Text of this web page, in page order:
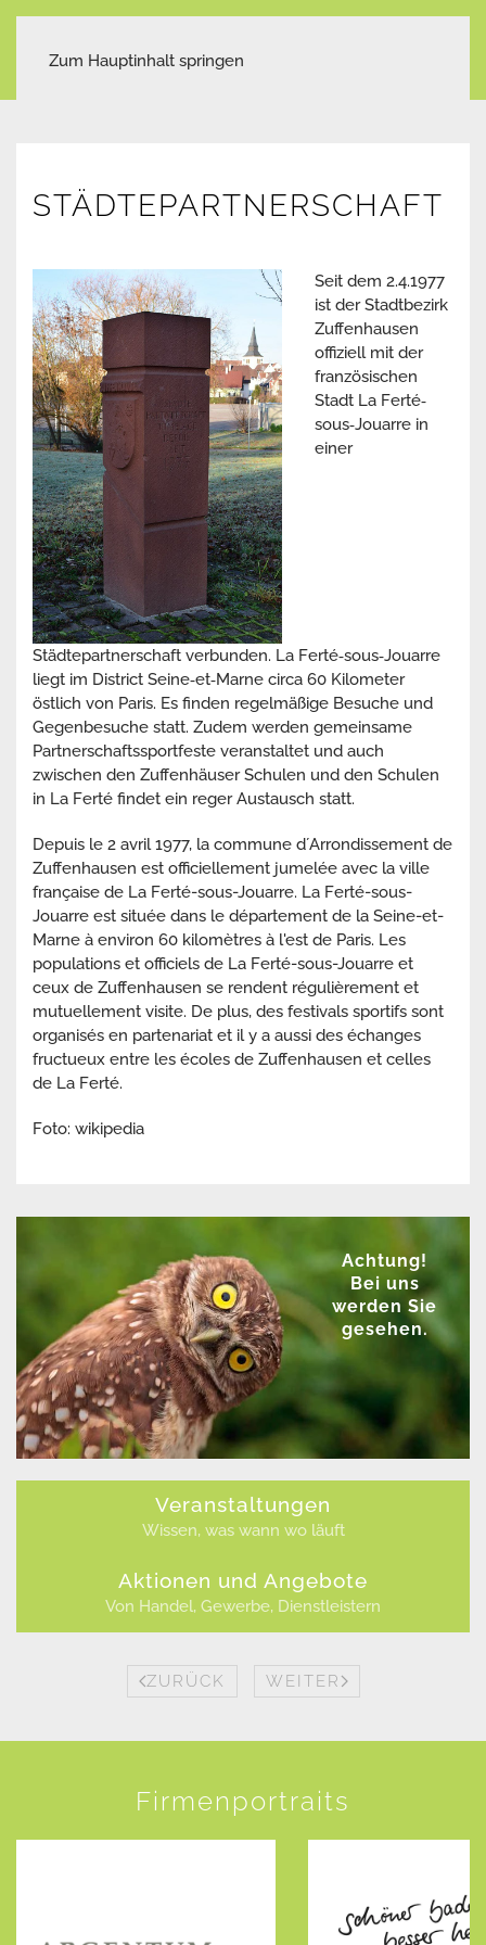
Zum Hauptinhalt springen
STÄDTEPARTNERSCHAFT
Seit dem 2.4.1977
ist der Stadtbezirk
Zuffenhausen
offiziell mit der
französischen
Stadt La Ferté‐
sous‐Jouarre in
einer
Städtepartnerschaft verbunden. La Ferté‐sous‐Jouarre
liegt im District Seine‐et‐Marne circa 60 Kilometer
östlich von Paris. Es finden regelmäßige Besuche und
Gegenbesuche statt. Zudem werden gemeinsame
Partnerschaftssportfeste veranstaltet und auch
zwischen den Zuffenhäuser Schulen und den Schulen
in La Ferté findet ein reger Austausch statt.
Depuis le 2 avril 1977, la commune d´Arrondissement de
Zuffenhausen est officiellement jumelée avec la ville
française de La Ferté-sous-Jouarre. La Ferté-sous-
Jouarre est située dans le département de la Seine-et-
Marne à environ 60 kilomètres à l'est de Paris. Les
populations et officiels de La Ferté-sous-Jouarre et
ceux de Zuffenhausen se rendent régulièrement et
mutuellement visite. De plus, des festivals sportifs sont
organisés en partenariat et il y a aussi des échanges
fructueux entre les écoles de Zuffenhausen et celles
de La Ferté.
Foto: wikipedia
Achtung!
Bei uns
werden Sie
gesehen.
Veranstaltungen
Wissen, was wann wo läuft
Aktionen und Angebote
Von Handel, Gewerbe, Dienstleistern
ZURÜCK WEITER
Firmenportraits